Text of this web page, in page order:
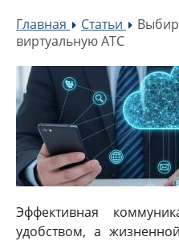
Главная »Статьи »
виртуальную АТС
Эффективная
удобством, а